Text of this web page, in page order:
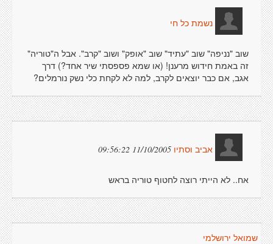
נשמת כל חי
שוב "נניפה" שוב "עתיד" שוב "אופק" ושוב "קרב". אבל ה"טוריה"
זה באמת חידוש מרענן! (או שמא פספסתי שיר אחד?) דרך
אגב, אם כבר יוצאים לקרב, למה לא לקחת כלי נשק נורמלים?
אביב וסתיו 11/10/2005 09:56:22
אח.. לא הייתי רוצה לחטוף טוריה בראש
שמואל ירושלמי